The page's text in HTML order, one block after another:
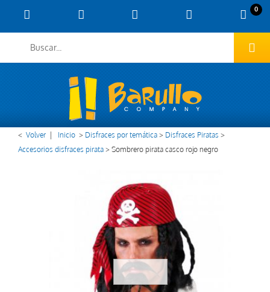
0
< Volver Inicio > Disfraces por temática> Disfraces Piratas >
Accesorios disfraces pirata>Sombrero pirata casco rojo negro